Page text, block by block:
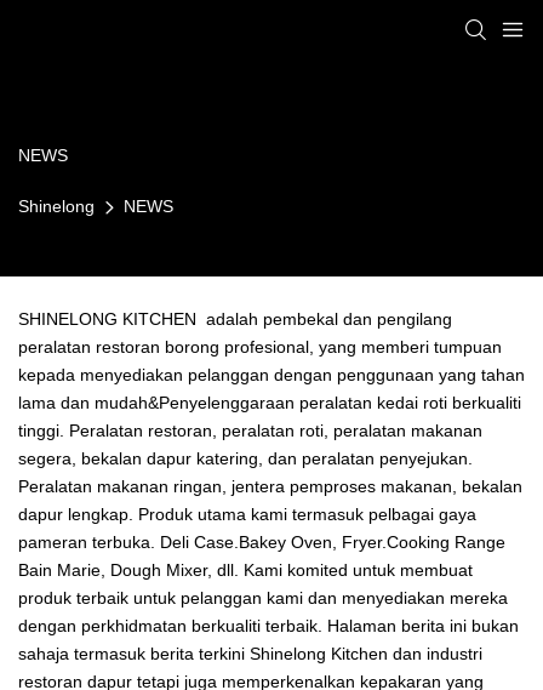
NEWS
Shinelong NEWS
SHINELONG KITCHEN adalah pembekal dan pengilang
peralatan restoran borong profesional, yang memberi tumpuan
kepada menyediakan pelanggan dengan penggunaan yang tahan
lama dan mudah&Penyelenggaraan peralatan kedai roti berkualiti
tinggi. Peralatan restoran, peralatan roti, peralatan makanan
segera, bekalan dapur katering, dan peralatan penyejukan.
Peralatan makanan ringan, jentera pemproses makanan, bekalan
dapur lengkap. Produk utama kami termasuk pelbagai gaya
pameran terbuka. Deli Case.Bakey Oven, Fryer.Cooking Range
Bain Marie, Dough Mixer, dll. Kami komited untuk membuat
produk terbaik untuk pelanggan kami dan menyediakan mereka
dengan perkhidmatan berkualiti terbaik. Halaman berita ini bukan
sahaja termasuk berita terkini Shinelong Kitchen dan industri
restoran dapur tetapi juga memperkenalkan kepakaran yang